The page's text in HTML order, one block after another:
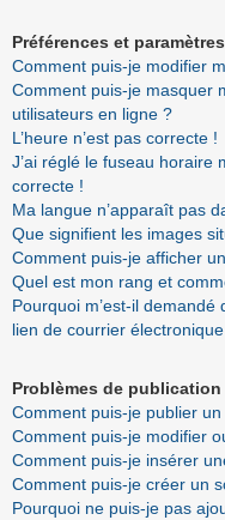
Préférences et
Comment puis-je modifier
Comment puis-je masquer
utilisateurs en ligne ?
L’heure n’est pas correcte !
J’ai réglé le fuseau horaire
correcte !
Ma langue n’apparaît pas
Que signifient les images
Comment puis-je afficher
Quel est mon rang et
Pourquoi m’est-il
lien de courrier
Problèmes de publication
Comment puis-je publier
Comment puis-je modifier
Comment puis-je insérer
Comment puis-je créer un
Pourquoi ne puis-je pas